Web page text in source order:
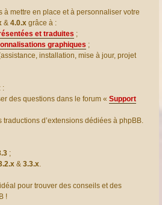
à mettre en place et à personnaliser votre
& 4.0.x grâce à :
et traduites ;
graphiques ;
installation, mise à jour, projet
:
des questions dans le forum « Support
traductions d’extensions dédiées à phpBB.
;
& 3.3.x.
pour trouver des conseils et des
!